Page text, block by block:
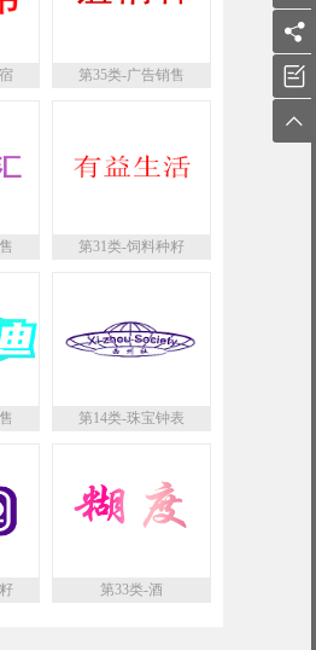
第35类-广告销售
第31类-饲料种籽
第14类-珠宝钟表
第33类-酒


